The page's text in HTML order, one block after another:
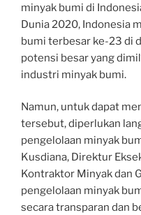
minyak bumi di
Dunia 2020, Indonesia
bumi terbesar ke-23 di
potensi besar yang
industri minyak bumi.
Namun, untuk dapat
tersebut, diperlukan
pengelolaan minyak
Kusdiana, Direktur
Kontraktor Minyak dan
pengelolaan minyak
secara transparan dan